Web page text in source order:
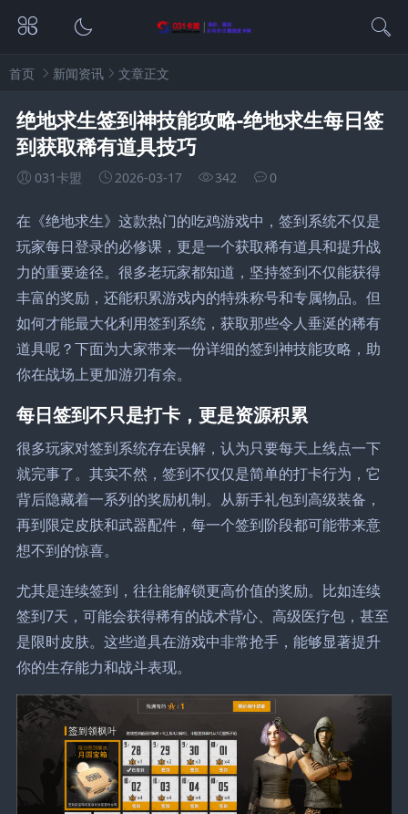
首页 新闻资讯 文章正文
绝地求生签到神技能攻略-绝地求生每日签
到获取稀有道具技巧
031卡盟 2026-03-17 342 0
在《绝地求生》这款热门的吃鸡游戏中，签到系统不仅是
玩家每日登录的必修课，更是一个获取稀有道具和提升战
力的重要途径。很多老玩家都知道，坚持签到不仅能获得
丰富的奖励，还能积累游戏内的特殊称号和专属物品。但
如何才能最大化利用签到系统，获取那些令人垂涎的稀有
道具呢？下面为大家带来一份详细的签到神技能攻略，助
你在战场上更加游刃有余。
每日签到不只是打卡，更是资源积累
很多玩家对签到系统存在误解，认为只要每天上线点一下
就完事了。其实不然，签到不仅仅是简单的打卡行为，它
背后隐藏着一系列的奖励机制。从新手礼包到高级装备，
再到限定皮肤和武器配件，每一个签到阶段都可能带来意
想不到的惊喜。
尤其是连续签到，往往能解锁更高价值的奖励。比如连续
签到7天，可能会获得稀有的战术背心、高级医疗包，甚至
是限时皮肤。这些道具在游戏中非常抢手，能够显著提升
你的生存能力和战斗表现。